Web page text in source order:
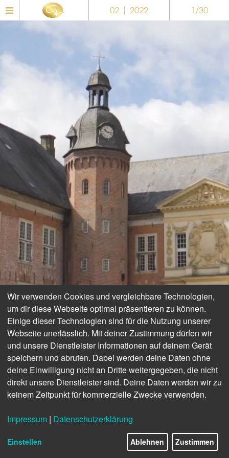
02 | 2022 1/30
Wir verwenden Cookies und vergleichbare Technologien,
um dir diese Webseite optimal präsentieren zu können.
Einige dieser Technologien sind für die Nutzung unserer
Webseite unerlässlich. Mit deiner Zustimmung dürfen wir
und unsere Dienstleister Informationen auf deinem Gerät
speichern und abrufen. Dabei werden deine Daten ohne
deine Einwilligung nicht an Dritte weitergegeben, die nicht
direkt unsere Dienstleister sind. Deine Daten werden wir zu
keinem Zeitpunkt für kommerzielle Zwecke verwenden.
Impressum | Datenschutzerklärung
Einstellen Ablehnen Zustimmen